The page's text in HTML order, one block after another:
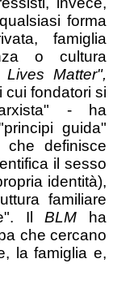
forma
famiglia
o cultura
Lives Matter",
cui fondatori si
- ha
guida"
definisce
il sesso
identità),
familiare
IlBLM ha
che cercano
la famiglia e,